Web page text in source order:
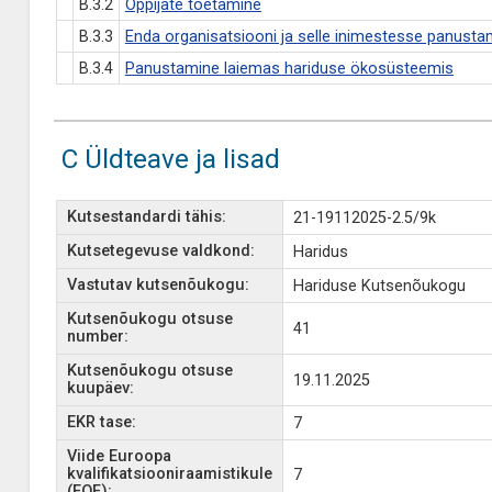
B.3.2
Õppijate toetamine
B.3.3
Enda organisatsiooni ja selle inimestesse
B.3.4
Panustamine laiemas hariduse ökosüsteemis
C Üldteave ja lisad
Kutsestandardi tähis:
21-19112025-2.5/9k
Kutsetegevuse valdkond:
Haridus
Vastutav kutsenõukogu:
Hariduse Kutsenõukogu
Kutsenõukogu otsuse
number:
41
Kutsenõukogu otsuse
kuupäev:
19.11.2025
EKR tase:
7
Viide Euroopa
kvalifikatsiooniraamistikule
7